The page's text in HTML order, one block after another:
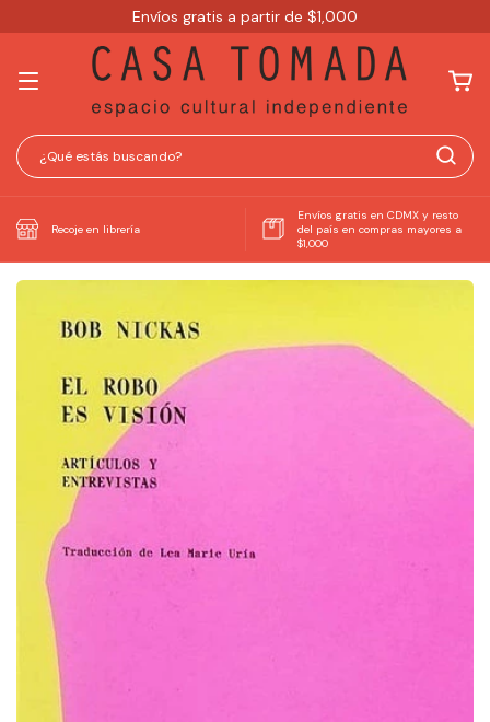
Envíos gratis a partir de $1,000
Recoje en librería
Envíos gratis en CDMX y resto
del país en compras mayores a
$1,000